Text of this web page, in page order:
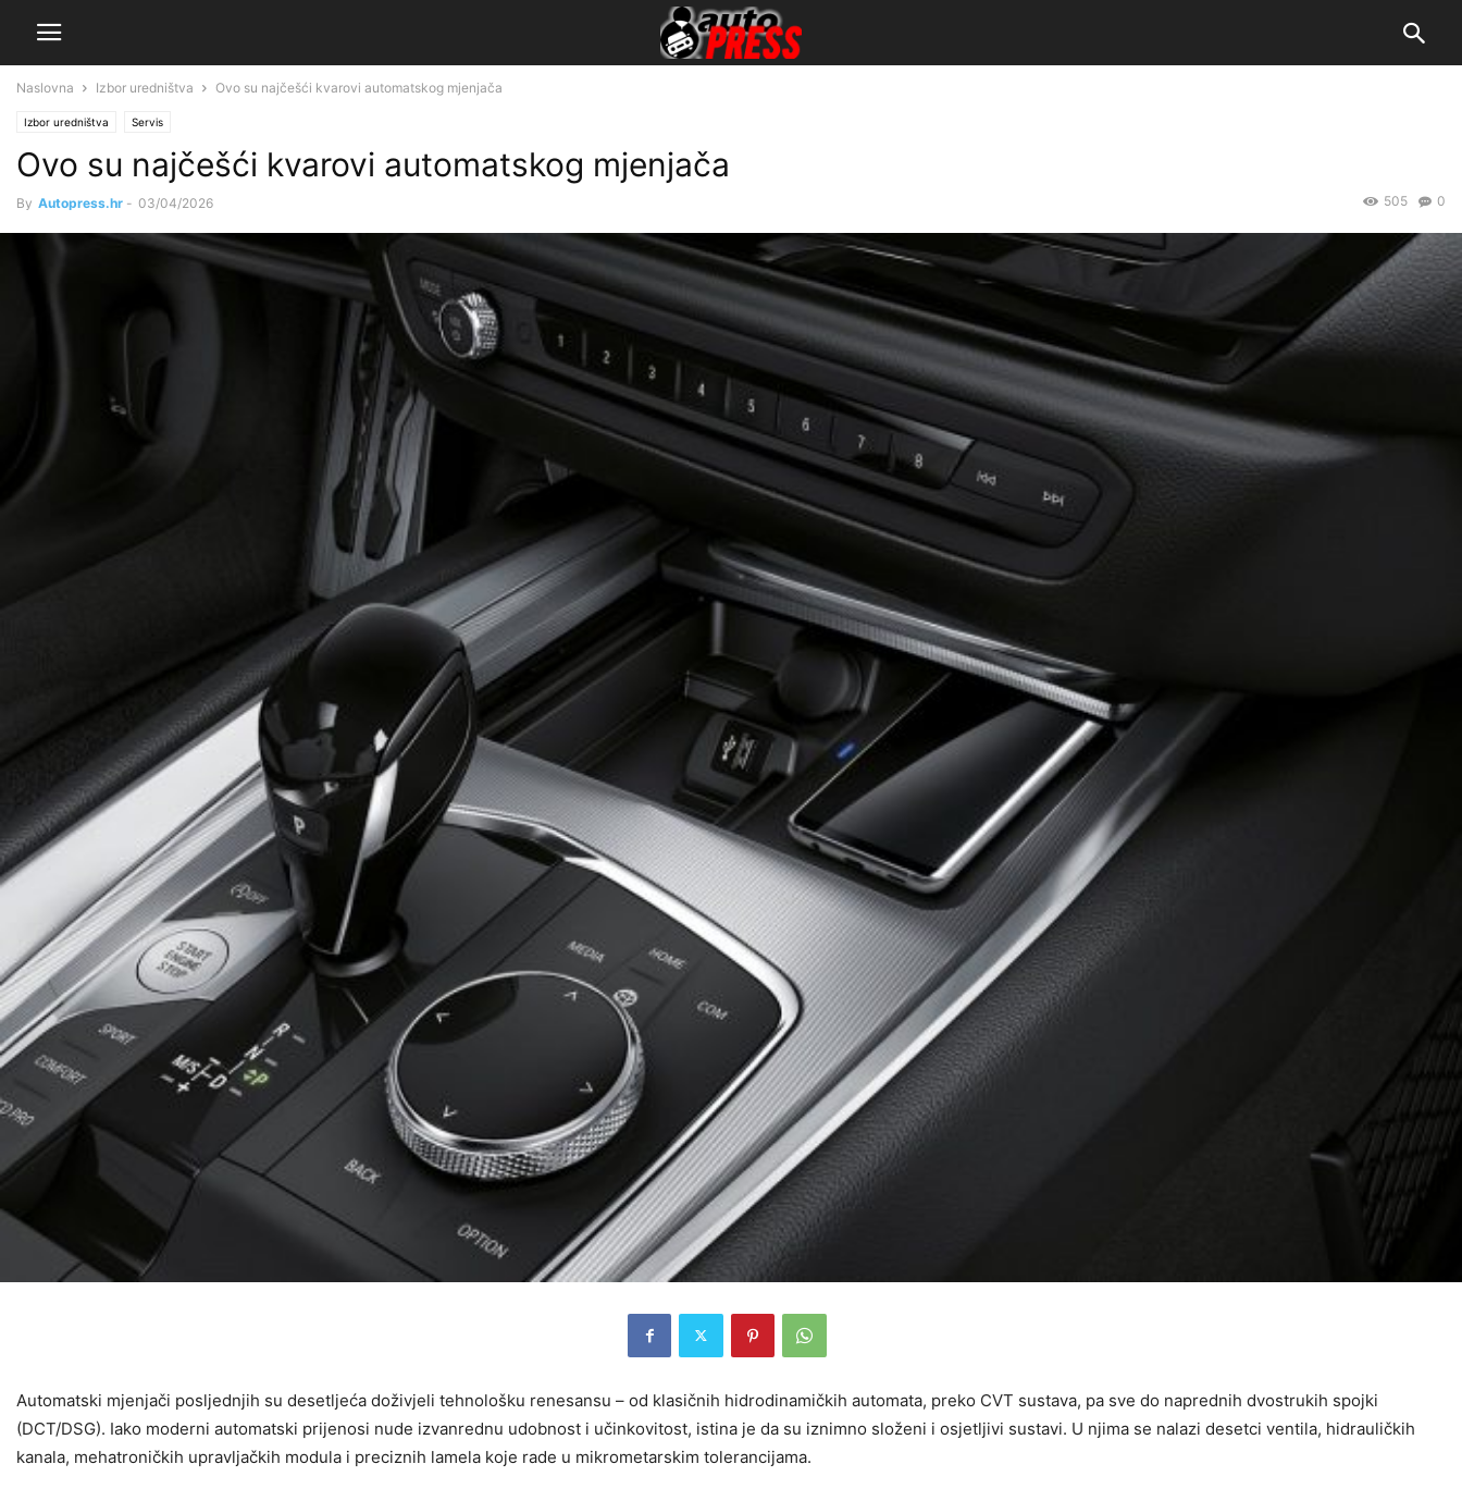
Naslovna Izbor uredništva Ovo su najčešći kvarovi automatskog mjenjača
Izbor uredništva Servis
Ovo su najčešći kvarovi automatskog mjenjača
By Autopress.hr - 03/04/2026 0
505
Automatski mjenjači posljednjih su desetljeća doživjeli tehnološku renesansu – od klasičnih hidrodinamičkih automata, preko CVT sustava, pa sve do naprednih dvostrukih spojki
(DCT/DSG). Iako moderni automatski prijenosi nude izvanrednu udobnost i učinkovitost, istina je da su iznimno složeni i osjetljivi sustavi. U njima se nalazi desetci ventila, hidrauličkih
kanala, mehatroničkih upravljačkih modula i preciznih lamela koje rade u mikrometarskim tolerancijama.